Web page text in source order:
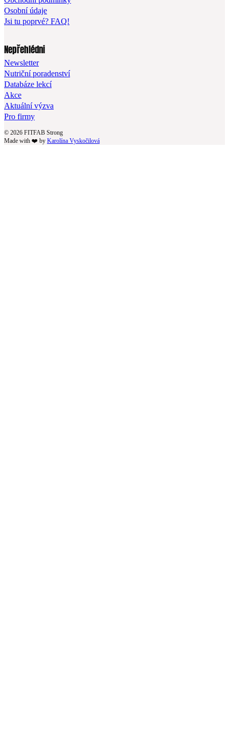
Osobní údaje
Jsi tu poprvé? FAQ!
Nepřehlédni
Newsletter
Nutriční poradenství
Databáze lekcí
Akce
Aktuální výzva
Pro firmy
© 2026 FITFAB Strong
Made with ❤️ by Karolína Vyskočilová